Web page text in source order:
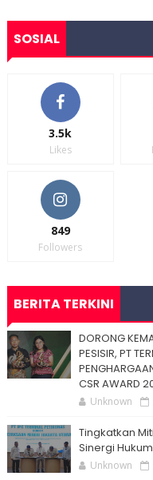
SOSIAL
3.5k
Likes
849
Followers
BERITA TERKINI
DORONG
PESISIR, PT
CSR AWARD
Unknown
Tingkatkan
Sinergi
Unknown